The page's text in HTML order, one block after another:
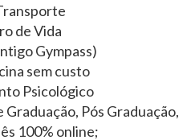
de Vida
Gympass)
sem custo
Psicológico
Pós Graduação,
100% online;